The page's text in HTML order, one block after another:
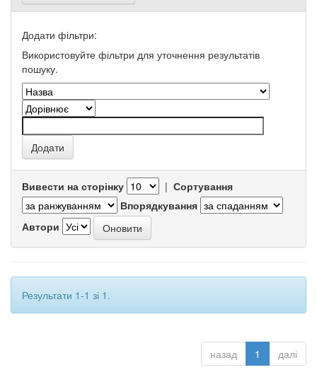
Додати фільтри:
Використовуйте фільтри для уточнення результатів
пошуку.
Вивести на сторінку | Сортування
Впорядкування
Автори
Результати 1-1 зі 1.
назад 1 далі